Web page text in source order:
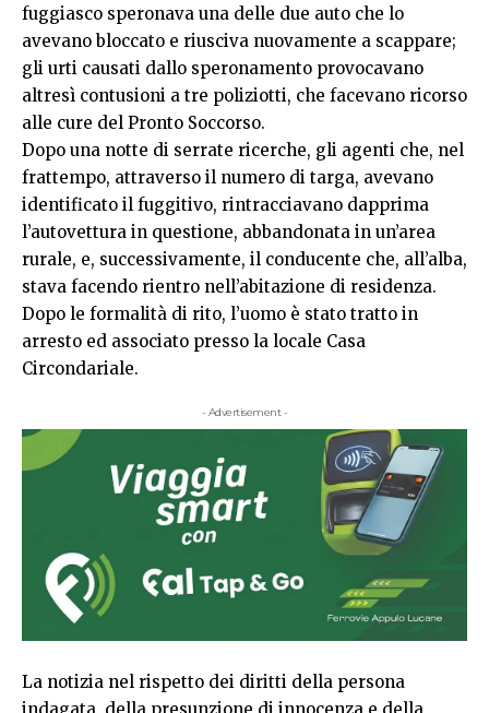
fuggiasco speronava una delle due auto che lo
avevano bloccato e riusciva nuovamente a scappare;
gli urti causati dallo speronamento provocavano
altresì contusioni a tre poliziotti, che facevano ricorso
alle cure del Pronto Soccorso.
Dopo una notte di serrate ricerche, gli agenti che, nel
frattempo, attraverso il numero di targa, avevano
identificato il fuggitivo, rintracciavano dapprima
l’autovettura in questione, abbandonata in un’area
rurale, e, successivamente, il conducente che, all’alba,
stava facendo rientro nell’abitazione di residenza.
Dopo le formalità di rito, l’uomo è stato tratto in
arresto ed associato presso la locale Casa
Circondariale.
- Advertisement -
La notizia nel rispetto dei diritti della persona
indagata, della presunzione di innocenza e della